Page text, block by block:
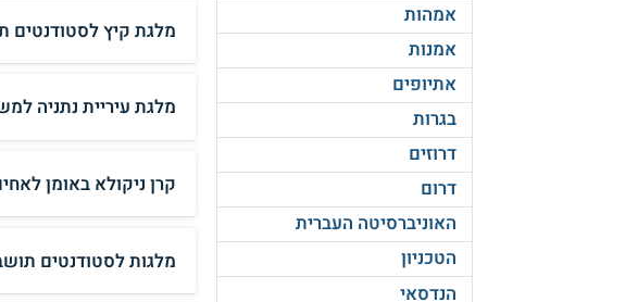
אמהות
אמנות
אתיופים
בגרות
דרוזים
דרום
האוניברסיטה העברית
הטכניון
הנדסאי
מלגת קיץ לסטודנטים
מלגת עיריית נתניה
קרן ניקולא באומן
מלגות לסטודנטים